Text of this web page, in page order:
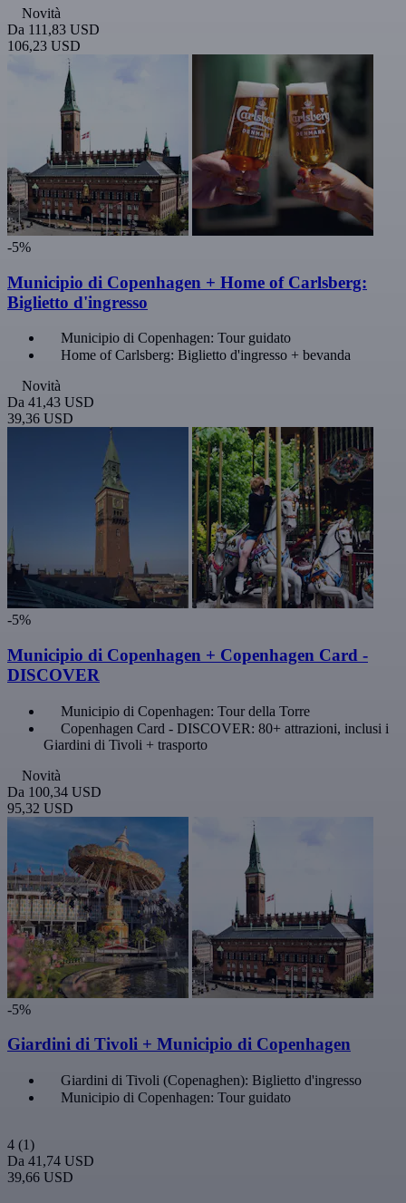
Novità
Da 111,83 USD
106,23 USD
-5%
Municipio di Copenhagen + Home of Carlsberg:
Biglietto d'ingresso
Municipio di Copenhagen: Tour guidato
Home of Carlsberg: Biglietto d'ingresso + bevanda
Novità
Da 41,43 USD
39,36 USD
-5%
Municipio di Copenhagen + Copenhagen Card -
DISCOVER
Municipio di Copenhagen: Tour della Torre
Copenhagen Card - DISCOVER: 80+ attrazioni, inclusi i
Giardini di Tivoli + trasporto
Novità
Da 100,34 USD
95,32 USD
-5%
Giardini di Tivoli + Municipio di Copenhagen
Giardini di Tivoli (Copenaghen): Biglietto d'ingresso
Municipio di Copenhagen: Tour guidato
4 (1)
Da 41,74 USD
39,66 USD